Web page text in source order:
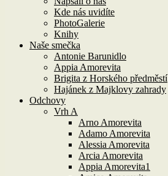
Kde nás uvidíte
PhotoGalerie
Knihy
Naše smečka
Antonie Barunidlo
Appia Amorevita
Brigita z Horského předměstí
Hajánek z Majklovy zahrady
Odchovy
Vrh A
Arno Amorevita
Adamo Amorevita
Alessia Amorevita
Arcia Amorevita
Appia Amorevita1